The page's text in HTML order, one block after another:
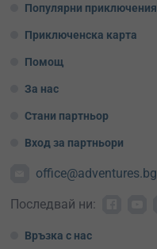
Популярни приключения
Приключенска карта
Помощ
За нас
Стани партньор
Вход за партньори
office@adventures.bg
Последвай ни:
Връзка с нас